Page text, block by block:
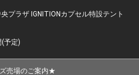
プラザ IGNITIONカプセル特設テント
予定)
売場のご案内★